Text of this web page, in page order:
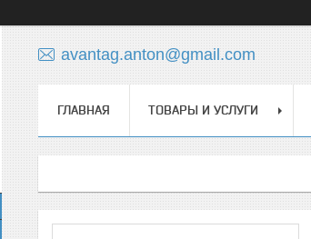
avantag.anton@gmail.com
ГЛАВНАЯ ТОВАРЫ И УСЛУГИ